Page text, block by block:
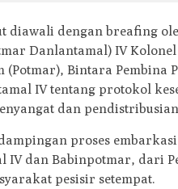
diawali dengan breafing
Danlantamal) IV
(Potmar), Bintara Pembina
IV tentang protokol
dan
proses
IV dan Babinpotmar, dari
pesisir setempat.